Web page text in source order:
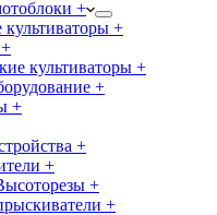
+
+
культиваторы +
+
+
+
+
+
+